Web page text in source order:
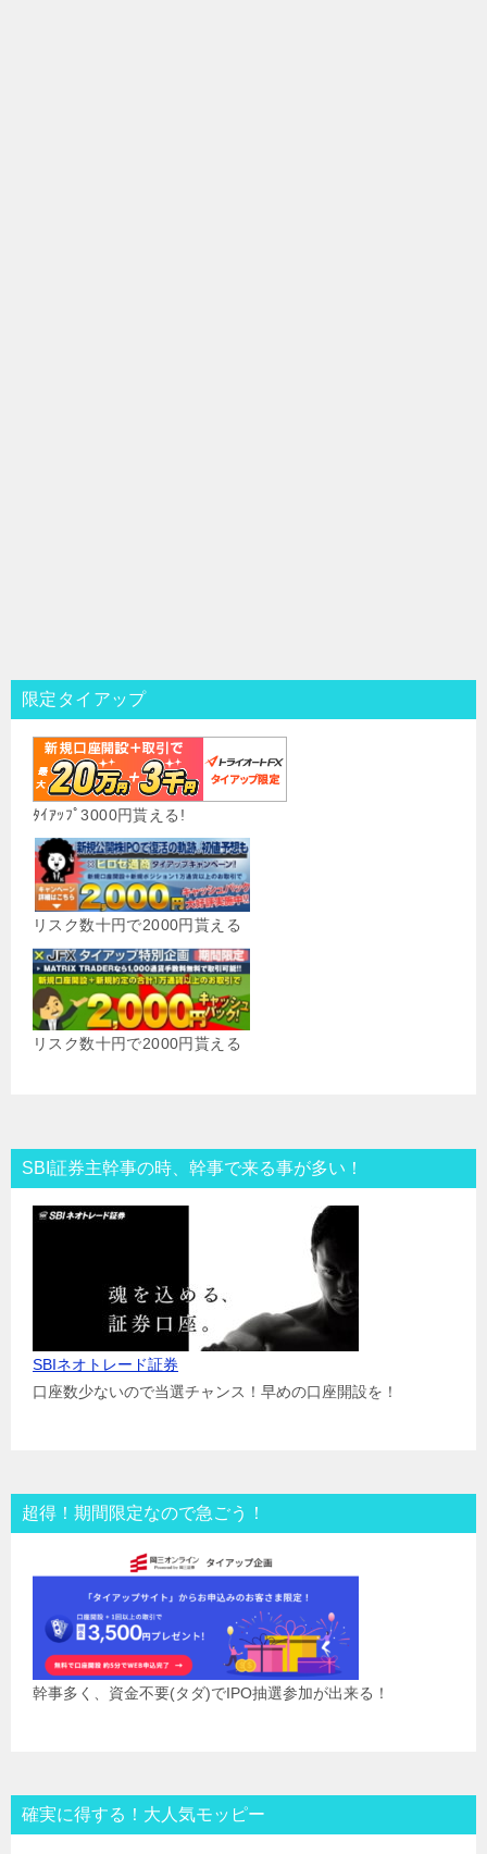
限定タイアップ
ﾀｲｱｯﾌﾟ3000円貰える!
リスク数十円で2000円貰える
リスク数十円で2000円貰える
SBI証券主幹事の時、幹事で来る事が多い！
SBIネオトレード証券
口座数少ないので当選チャンス！早めの口座開設を！
超得！期間限定なので急ごう！
幹事多く、資金不要(タダ)でIPO抽選参加が出来る！
確実に得する！大人気モッピー